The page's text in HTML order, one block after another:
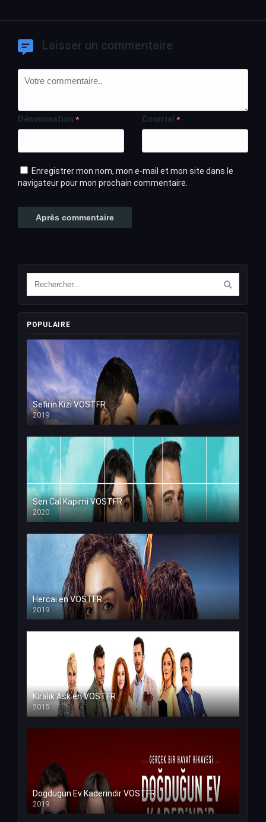
Laisser un commentaire
Dénomination * Courriel *
Enregistrer mon nom, mon e-mail et mon site dans le
navigateur pour mon prochain commentaire.
POPULAIRE
Sefirin Kizi VOSTFR
2019
Sen Cal Kapimi VOSTFR
2020
Hercai en VOSTFR
2019
Kiralik Ask en VOSTFR
2015
Dogdugun Ev Kaderindir VOSTFR
2019